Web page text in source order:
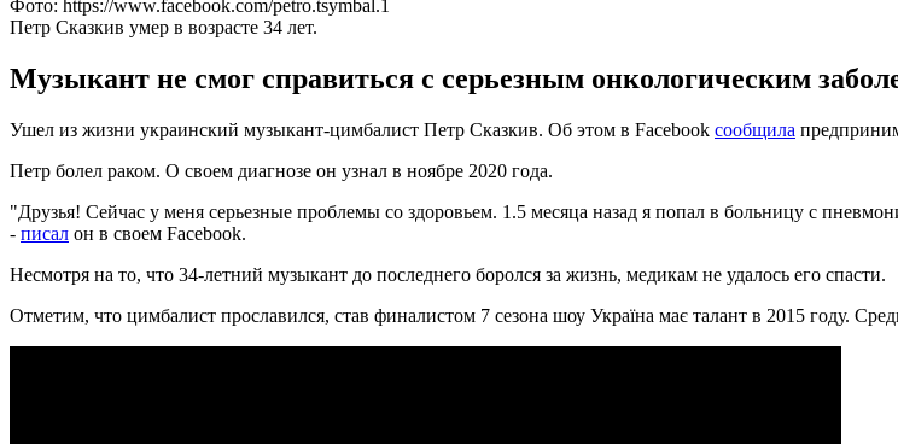
Фото: https://www.facebook.com/petro.tsymbal.1
Петр Сказкив умер в возрасте 34 лет.
Музыкант не смог справиться с серьезным онкологическим
Ушел из жизни украинский музыкант-цимбалист Петр Сказкив. Об этом в Facebook сообщила
Петр болел раком. О своем диагнозе он узнал в ноябре 2020 года.
"Друзья! Сейчас у меня серьезные проблемы со здоровьем. 1.5 месяца назад я попал в больницу с
- писал он в своем Facebook.
Несмотря на то, что 34-летний музыкант до последнего боролся за жизнь, медикам не удалось его спасти.
Отметим, что цимбалист прославился, став финалистом 7 сезона шоу Україна має талант в 2015 году.